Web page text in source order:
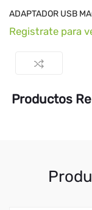
ADAPTADOR USB
Registrate para
Productos